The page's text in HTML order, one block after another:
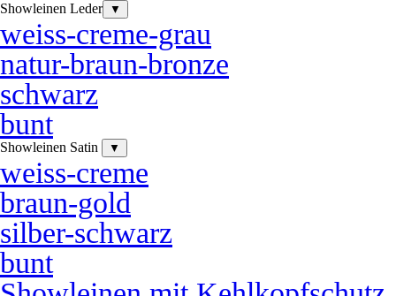
Showleinen Leder ▼
weiss-creme-grau
natur-braun-bronze
schwarz
bunt
Showleinen Satin ▼
weiss-creme
braun-gold
silber-schwarz
bunt